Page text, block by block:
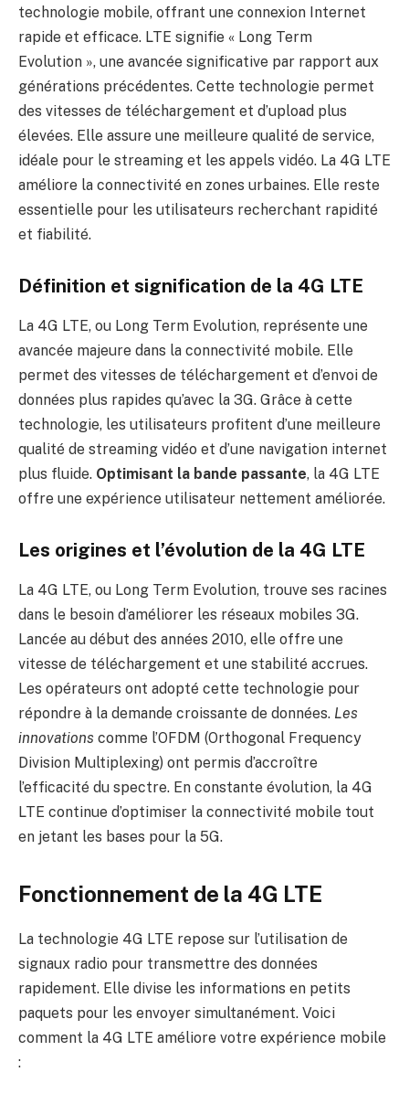
technologie mobile, offrant une connexion Internet
rapide et efficace. LTE signifie « Long Term
Evolution », une avancée significative par rapport aux
générations précédentes. Cette technologie permet
des vitesses de téléchargement et d’upload plus
élevées. Elle assure une meilleure qualité de service,
idéale pour le streaming et les appels vidéo. La 4G LTE
améliore la connectivité en zones urbaines. Elle reste
essentielle pour les utilisateurs recherchant rapidité
et fiabilité.
Définition et signification de la 4G LTE
La 4G LTE, ou Long Term Evolution, représente une
avancée majeure dans la connectivité mobile. Elle
permet des vitesses de téléchargement et d’envoi de
données plus rapides qu’avec la 3G. Grâce à cette
technologie, les utilisateurs profitent d’une meilleure
qualité de streaming vidéo et d’une navigation internet
plus fluide. Optimisant la bande passante, la 4G LTE
offre une expérience utilisateur nettement améliorée.
Les origines et l’évolution de la 4G LTE
La 4G LTE, ou Long Term Evolution, trouve ses racines
dans le besoin d’améliorer les réseaux mobiles 3G.
Lancée au début des années 2010, elle offre une
vitesse de téléchargement et une stabilité accrues.
Les opérateurs ont adopté cette technologie pour
répondre à la demande croissante de données. Les
innovations comme l’OFDM (Orthogonal Frequency
Division Multiplexing) ont permis d’accroître
l’efficacité du spectre. En constante évolution, la 4G
LTE continue d’optimiser la connectivité mobile tout
en jetant les bases pour la 5G.
Fonctionnement de la 4G LTE
La technologie 4G LTE repose sur l’utilisation de
signaux radio pour transmettre des données
rapidement. Elle divise les informations en petits
paquets pour les envoyer simultanément. Voici
comment la 4G LTE améliore votre expérience mobile
: